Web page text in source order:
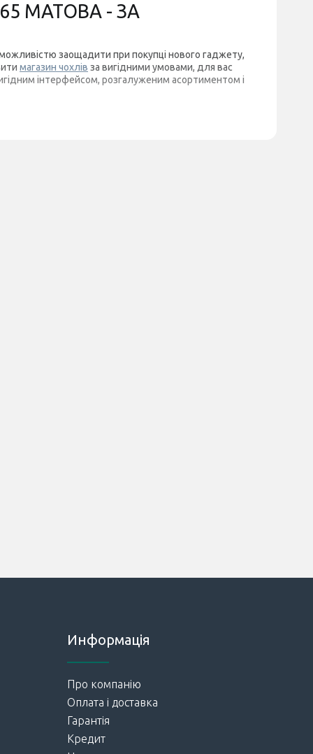
МАТОВА - ЗА
можливістю заощадити при покупці нового гаджету,
магазин чохлів за вигідними умовами, для вас
інтерфейсом, розгалуженим асортиментом і
Информація
Про компанію
Оплата і доставка
Гарантія
Кредит